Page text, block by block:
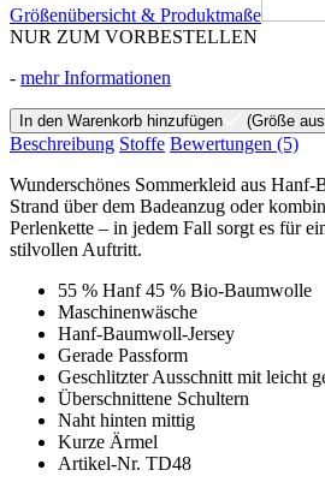
Größenübersicht & Produktmaße
NUR ZUM VORBESTELLEN
- mehr Informationen
In den Warenkorb hinzufügen (Größe
Beschreibung Stoffe Bewertungen (5)
Wunderschönes Sommerkleid aus Hanf-
Strand über dem Badeanzug oder
Perlenkette – in jedem Fall sorgt es für
stilvollen Auftritt.
55 % Hanf 45 % Bio-Baumwolle
Maschinenwäsche
Hanf-Baumwoll-Jersey
Gerade Passform
Geschlitzter Ausschnitt mit leicht
Überschnittene Schultern
Naht hinten mittig
Kurze Ärmel
Artikel-Nr. TD48